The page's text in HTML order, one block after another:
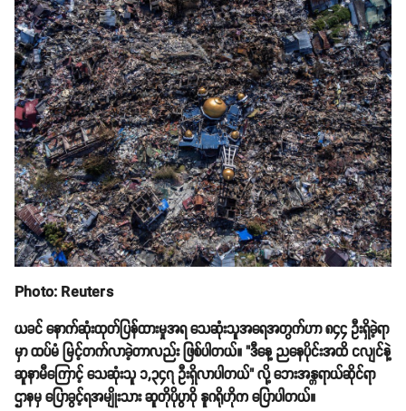
Photo: Reuters
ယခင် နောက်ဆုံးထုတ်ပြန်ထားမှုအရ သေဆုံးသူအရေအတွက်ဟာ ၈၄၄ ဦးရှိခဲ့ရာ
မှာ ထပ်မံ မြင့်တက်လာခဲ့တာလည်း ဖြစ်ပါတယ်။ "ဒီနေ့ ညနေပိုင်းအထိ ငလျင်နဲ့
ဆူနာမီကြောင့် သေဆုံးသူ ၁,၃၄၇ ဦးရှိလာပါတယ်" လို့ ဘေးအန္တရာယ်ဆိုင်ရာ
ဌာနမှ ပြောခွင့်ရအမျိုးသား ဆူတိုပိုပွာဝို နူဂရိုဟိုက ပြောပါတယ်။